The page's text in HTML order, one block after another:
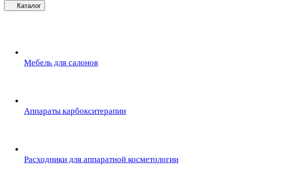
Каталог
Мебель для салонов
Аппараты карбокситерапии
Расходники для аппаратной косметологии